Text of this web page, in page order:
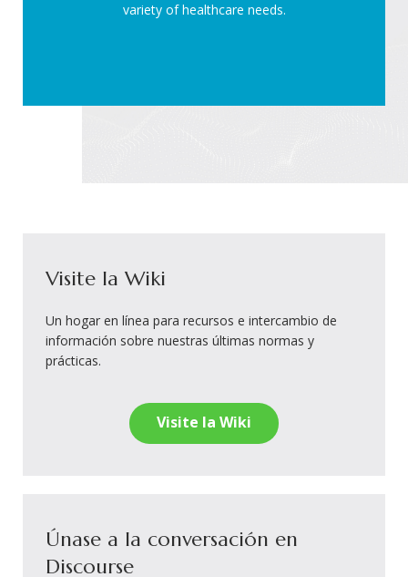
variety of healthcare needs.
Visite la Wiki
Un hogar en línea para recursos e intercambio de
información sobre nuestras últimas normas y
prácticas.
Visite la Wiki
Únase a la conversación en
Discourse